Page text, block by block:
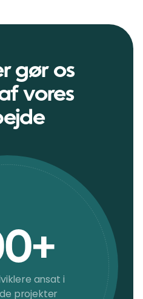
gør os
vores
ansat i
projekter